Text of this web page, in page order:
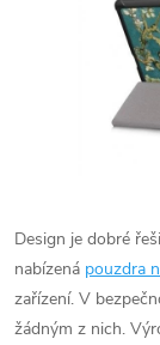
Design je dobré
nabízená pouzdra
zařízení. V
žádným z nich.